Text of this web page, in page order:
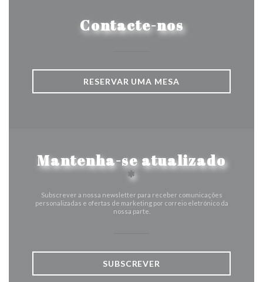
Contacte-nos
RESERVAR UMA MESA
Mantenha-se atualizado
*
Subscrever a nossa newsletter para receber comunicações
personalizadas e ofertas de marketing por correio eletrónico da
nossa parte.
SUBSCREVER